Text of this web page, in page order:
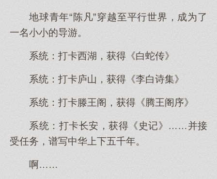
地球青年“陈凡”穿越至平行世界，成为了
一名小小的导游。
系统：打卡西湖，获得《白蛇传》
系统：打卡庐山，获得《李白诗集》
系统：打卡滕王阁，获得《腾王阁序》
系统：打卡长安，获得《史记》……并接
受任务，谱写中华上下五千年。
啊……